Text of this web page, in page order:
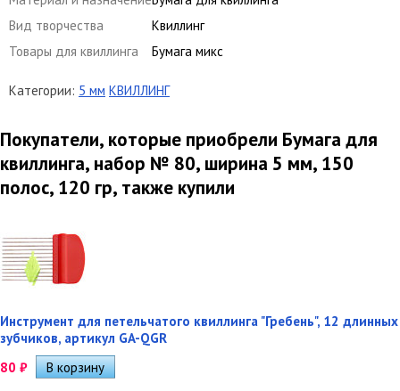
Вид творчества
Квиллинг
Товары для квиллинга
Бумага микс
Категории: 5 мм КВИЛЛИНГ
Покупатели, которые приобрели Бумага для
квиллинга, набор № 80, ширина 5 мм, 150
полос, 120 гр, также купили
Инструмент для петельчатого квиллинга "Гребень", 12 длинных
зубчиков, артикул GA-QGR
80 ₽